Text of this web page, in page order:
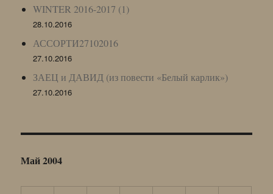
WINTER 2016-2017 (1)
28.10.2016
АССОРТИ27102016
27.10.2016
ЗАЕЦ и ДАВИД (из повести «Белый карлик»)
27.10.2016
Май 2004